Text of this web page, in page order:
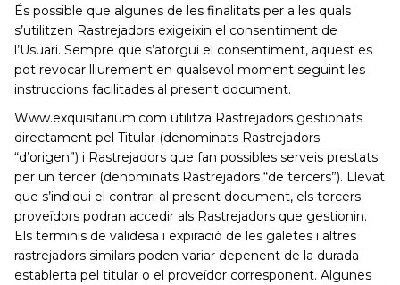
És possible que algunes de les finalitats per a les quals
s’utilitzen Rastrejadors exigeixin el consentiment de
l’Usuari. Sempre que s’atorgui el consentiment, aquest es
pot revocar lliurement en qualsevol moment seguint les
instruccions facilitades al present document.
Www.exquisitarium.com utilitza Rastrejadors gestionats
directament pel Titular (denominats Rastrejadors
“d’origen”) i Rastrejadors que fan possibles serveis prestats
per un tercer (denominats Rastrejadors “de tercers”). Llevat
que s’indiqui el contrari al present document, els tercers
proveïdors podran accedir als Rastrejadors que gestionin.
Els terminis de validesa i expiració de les galetes i altres
rastrejadors similars poden variar depenent de la durada
establerta pel titular o el proveïdor corresponent. Algunes